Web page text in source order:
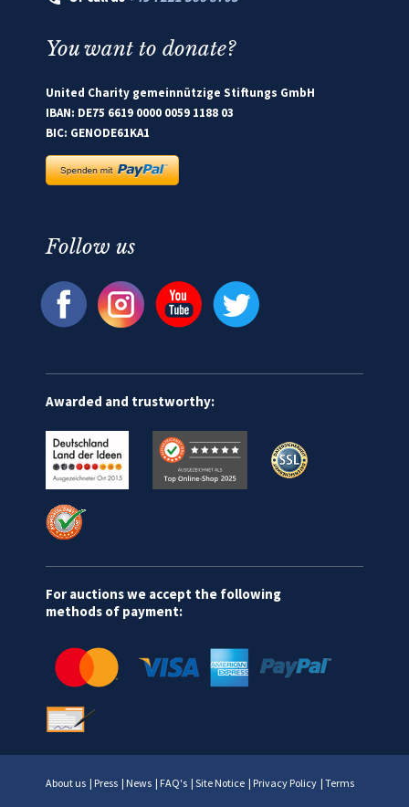
You want to donate?
United Charity gemeinnützige Stiftungs GmbH
IBAN: DE75 6619 0000 0059 1188 03
BIC: GENODE61KA1
Follow us
Awarded and trustworthy:
For auctions we accept the following
methods of payment:
About us | Press | News | FAQ's | Site Notice | Privacy Policy | Terms